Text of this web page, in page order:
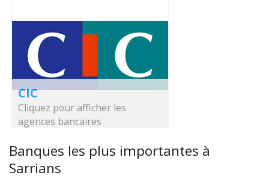
CIC
Cliquez pour afficher les
agences bancaires
Banques les plus importantes à
Sarrians